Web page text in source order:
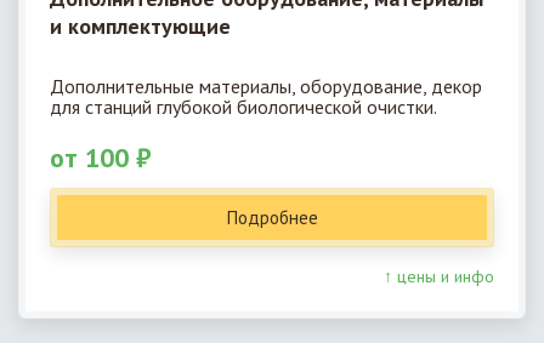
и комплектующие
Дополнительные материалы, оборудование, декор
для станций глубокой биологической очистки.
от 100 ₽
Подробнее
↑ цены и инфо